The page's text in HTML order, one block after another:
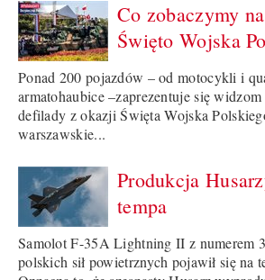
Co zobaczymy
Święto Wojska
Ponad 200 pojazdów – od motocykli i
armatohaubice –zaprezentuje się
defilady z okazji Święta Wojska
warszawskie...
Produkcja
tempa
Samolot F-35A Lightning II z numerem
polskich sił powietrznych pojawił się na